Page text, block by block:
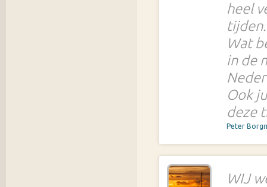
heel
tijden.
Wat
in de
Ook
deze
Peter
WIJ